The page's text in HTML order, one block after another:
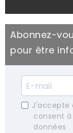
Abonnez-
pour être
J'accepte
consent
données